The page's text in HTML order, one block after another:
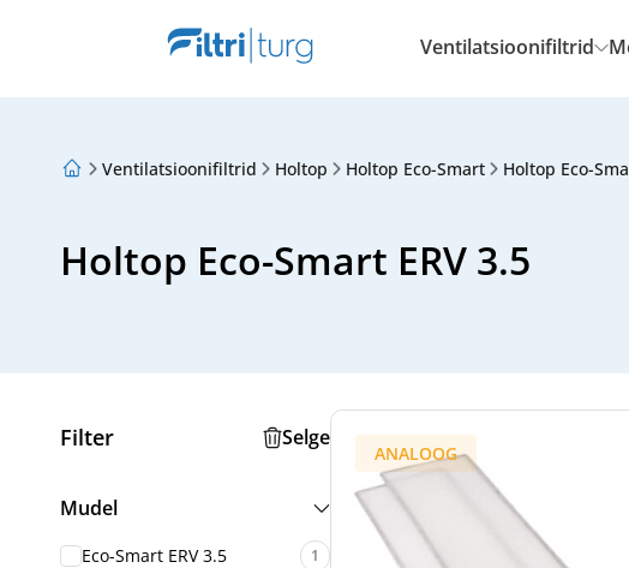
Ventilatsioonifiltrid
Ventilatsioonifiltrid Holtop Holtop Eco-Smart Holtop Eco-
Holtop Eco-Smart ERV 3.5
Filter Selge
Mudel
Eco-Smart ERV 3.5 1
ANALOOG